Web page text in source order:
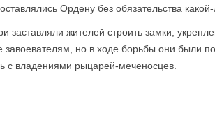
Ордену без обязательства
жителей строить замки,
но в ходе борьбы они были
с владениями рыцарей-меченосцев.